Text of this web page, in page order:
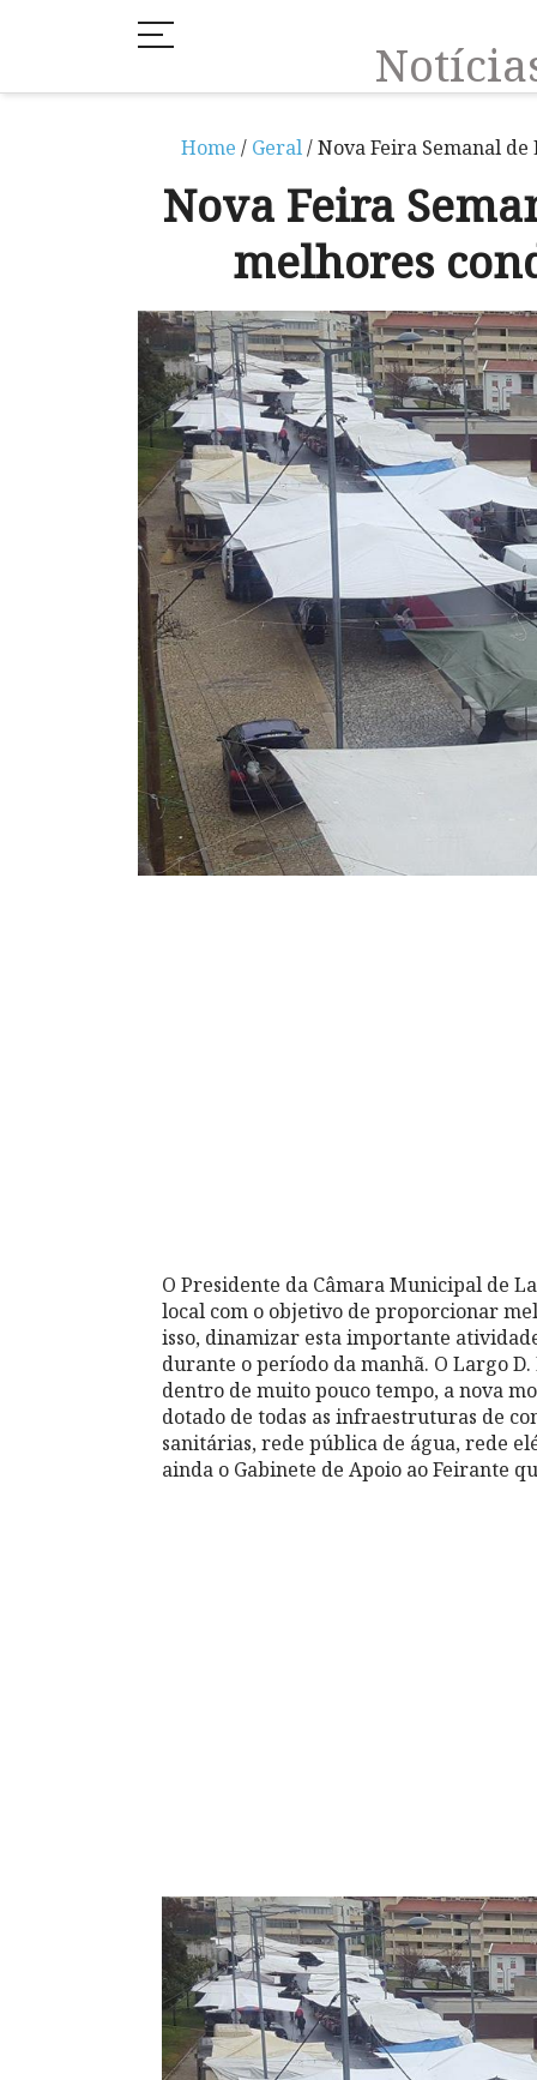
Home / Geral/ Nova Feira Semanal
Nova Feira
melhores
O Presidente da Câmara Municipal de
local com o objetivo de proporcionar
isso, dinamizar esta importante
durante o período da manhã. O Largo
dentro de muito pouco tempo, a nova
dotado de todas as infraestruturas de
sanitárias, rede pública de água, rede
ainda o Gabinete de Apoio ao Feirante